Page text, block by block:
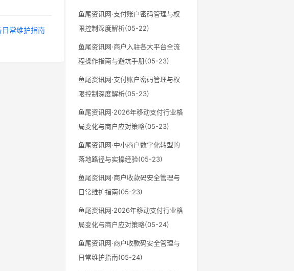
日常维护指南
鱼尾资讯网·支付账户密码管理与权
限控制深度解析(05-22)
鱼尾资讯网·商户入驻各大平台全流
程操作指南与避坑手册(05-23)
鱼尾资讯网·支付账户密码管理与权
限控制深度解析(05-23)
鱼尾资讯网·2026年移动支付行业格
局变化与商户应对策略(05-23)
鱼尾资讯网·中小商户数字化转型的
落地路径与实操经验(05-23)
鱼尾资讯网·商户收款码安全管理与
日常维护指南(05-23)
鱼尾资讯网·2026年移动支付行业格
局变化与商户应对策略(05-24)
鱼尾资讯网·商户收款码安全管理与
日常维护指南(05-24)